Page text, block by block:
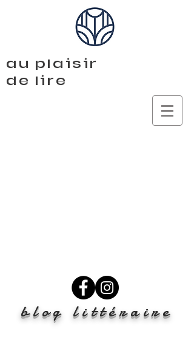
au plaisir
de lire
blog littéraire